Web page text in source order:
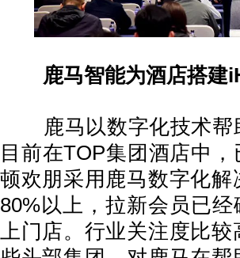
鹿马智能为酒店搭建
鹿马以数字化技术帮
目前在TOP集团酒店中
顿欢朋采用鹿马数字化
80%以上，拉新会员已
上门店。行业关注度比